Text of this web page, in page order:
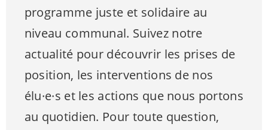
programme juste et solidaire au
niveau communal. Suivez notre
actualité pour découvrir les prises de
position, les interventions de nos
élu·e·s et les actions que nous portons
au quotidien. Pour toute question,